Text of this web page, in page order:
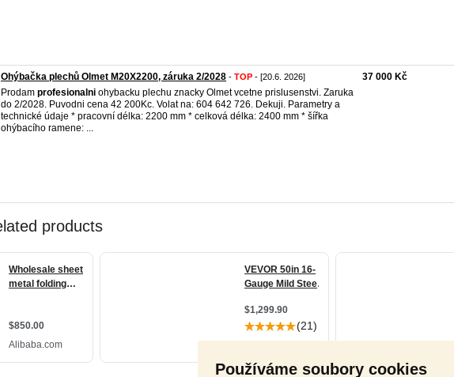
Používáme soubory cookies
Ohýbačka plechů Olmet M20X2200, záruka 2/2028 - TOP - [20.6. 2026]
Prodam profesionalni ohybacku plechu znacky Olmet vcetne prislusenstvi. Zaruka
do 2/2028. Puvodni cena 42 200Kc. Volat na: 604 642 726. Dekuji. Parametry a
technické údaje * pracovní délka: 2200 mm * celková délka: 2400 mm * šířka
ohýbacího ramene: ...
37 000 Kč